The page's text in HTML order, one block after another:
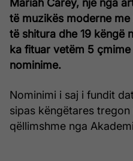
Mariah Carey, një nga
të muzikës moderne
të shitura dhe 19 këngë
ka fituar vetëm 5
nominime.
Nominimi i saj i fundit
sipas këngëtares
qëllimshme nga